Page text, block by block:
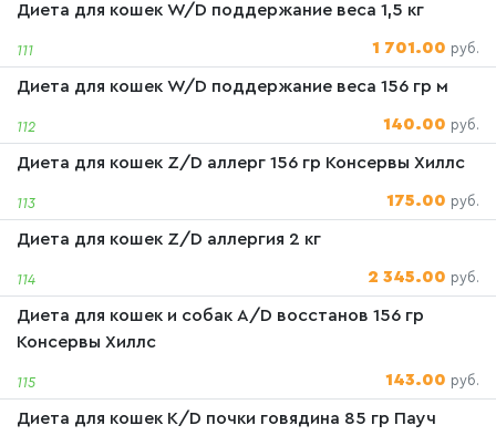
111
Диета для кошек W/D поддержание веса 1,5 кг
1 701.00 руб.
112
Диета для кошек W/D поддержание веса 156 гр м
140.00 руб.
113
Диета для кошек Z/D аллерг 156 гр Консервы Хиллс
175.00 руб.
114
Диета для кошек Z/D аллергия 2 кг
2 345.00 руб.
115
Диета для кошек и собак А/D восстанов 156 гр
Консервы Хиллс
143.00 руб.
Диета для кошек К/D почки говядина 85 гр Пауч